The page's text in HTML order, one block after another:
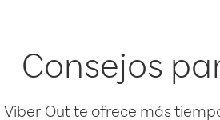
Consejos
Viber Out te ofrece más